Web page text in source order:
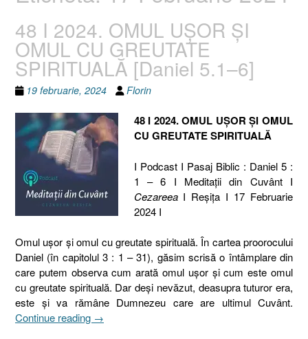
48 I 2024. OMUL UȘOR ȘI
OMUL CU GREUTATE
SPIRITUALĂ [Daniel 5.1–6]
19 februarie, 2024 Florin
48 I 2024. OMUL UȘOR ȘI OMUL
CU GREUTATE SPIRITUALĂ
I Podcast I Pasaj Biblic : Daniel 5 :
1 – 6 I Meditaţii din Cuvânt I
CezareeaI Reşiţa I 17 Februarie
2024 I
Omul ușor și omul cu greutate spirituală. În cartea proorocului
Daniel (în capitolul 3 : 1 – 31), găsim scrisă o întâmplare din
care putem observa cum arată omul ușor și cum este omul
cu greutate spirituală. Dar deși nevăzut, deasupra tuturor era,
este și va rămâne Dumnezeu care are ultimul Cuvânt.
Continue reading „48
→